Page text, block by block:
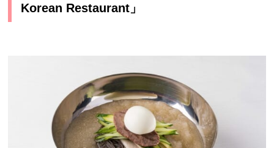
Korean Restaurant」